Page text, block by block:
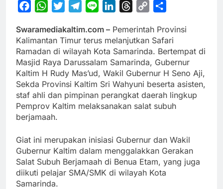
FacebookWhatsApp
TwitterTelegram
Line LinkedInThreads
Copy
Swaramediakaltim.com – Pemerintah Provinsi
Kalimantan Timur terus melanjutkan Safari
Ramadan di wilayah Kota Samarinda. Bertempat di
Masjid Raya Darussalam Samarinda, Gubernur
Kaltim H Rudy Mas’ud, Wakil Gubernur H Seno Aji,
Sekda Provinsi Kaltim Sri Wahyuni beserta asisten,
staf ahli dan pimpinan perangkat daerah lingkup
Pemprov Kaltim melaksanakan salat subuh
berjamaah.
Giat ini merupakan inisiasi Gubernur dan Wakil
Gubernur Kaltim dalam menggalakkan Gerakan
Salat Subuh Berjamaah di Benua Etam, yang juga
diikuti pelajar SMA/SMK di wilayah Kota
Samarinda.